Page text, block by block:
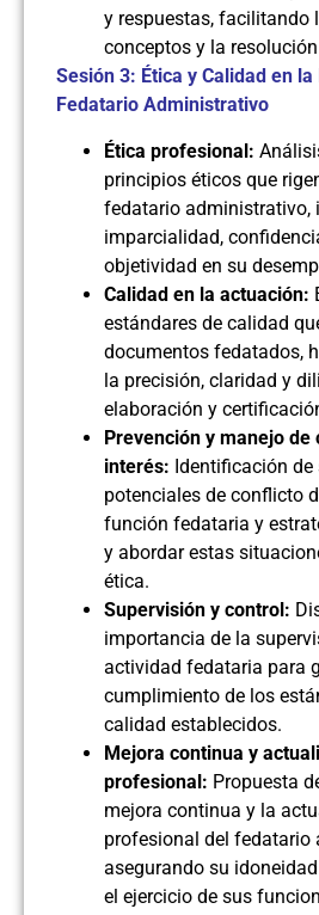
y respuestas, facilitando
conceptos y la
Sesión 3: Ética y Calidad en la
Fedatario Administrativo
Ética profesional:
principios éticos que
fedatario administrativo,
imparcialidad,
objetividad en su
Calidad en la actuación:
estándares de calidad
documentos fedatados,
la precisión, claridad y
elaboración y
Prevención y manejo de
interés: Identificación
potenciales de conflicto
función fedataria y
y abordar estas
ética.
Supervisión y control:
importancia de la
actividad fedataria para
cumplimiento de los
calidad establecidos.
Mejora continua y
profesional: Propuesta
mejora continua y la
profesional del fedatario
asegurando su
el ejercicio de sus